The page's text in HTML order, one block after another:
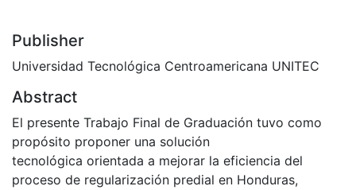
Publisher
Universidad Tecnológica Centroamericana UNITEC
Abstract
El presente Trabajo Final de Graduación tuvo como
propósito proponer una solución
tecnológica orientada a mejorar la eficiencia del
proceso de regularización predial en Honduras,